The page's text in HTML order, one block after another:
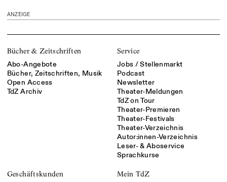
ANZEIGE
Bücher & Zeitschriften
Abo-Angebote
Bücher, Zeitschriften, Musik
Open Access
TdZ Archiv
Service
Jobs / Stellenmarkt
Podcast
Newsletter
Theater-Meldungen
TdZ on Tour
Theater-Premieren
Theater-Festivals
Theater-Verzeichnis
Autor:innen-Verzeichnis
Leser- & Aboservice
Sprachkurse
Geschäftskunden Mein TdZ